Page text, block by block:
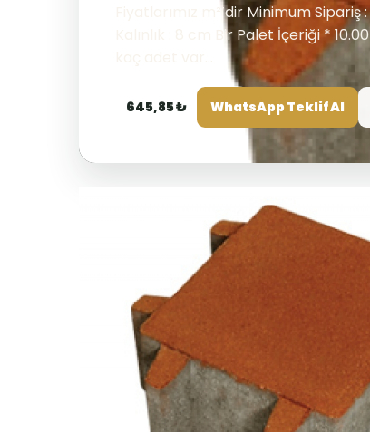
Fiyatlarımız m²’dir Minimum
Kalınlık : 8 cm Bir Palet İçeriği *
645,85 ₺ WhatsApp Teklif Al